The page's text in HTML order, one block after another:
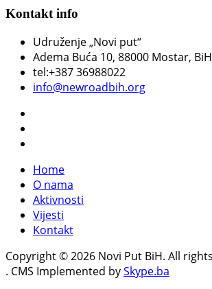
Kontakt info
Udruženje „Novi put“
Adema Buća 10, 88000 Mostar, BiH
tel:+387 36988022
info@newroadbih.org
Home
O nama
Aktivnosti
Vijesti
Kontakt
Copyright © 2026 Novi Put BiH. All
. CMS Implemented bySkype.ba